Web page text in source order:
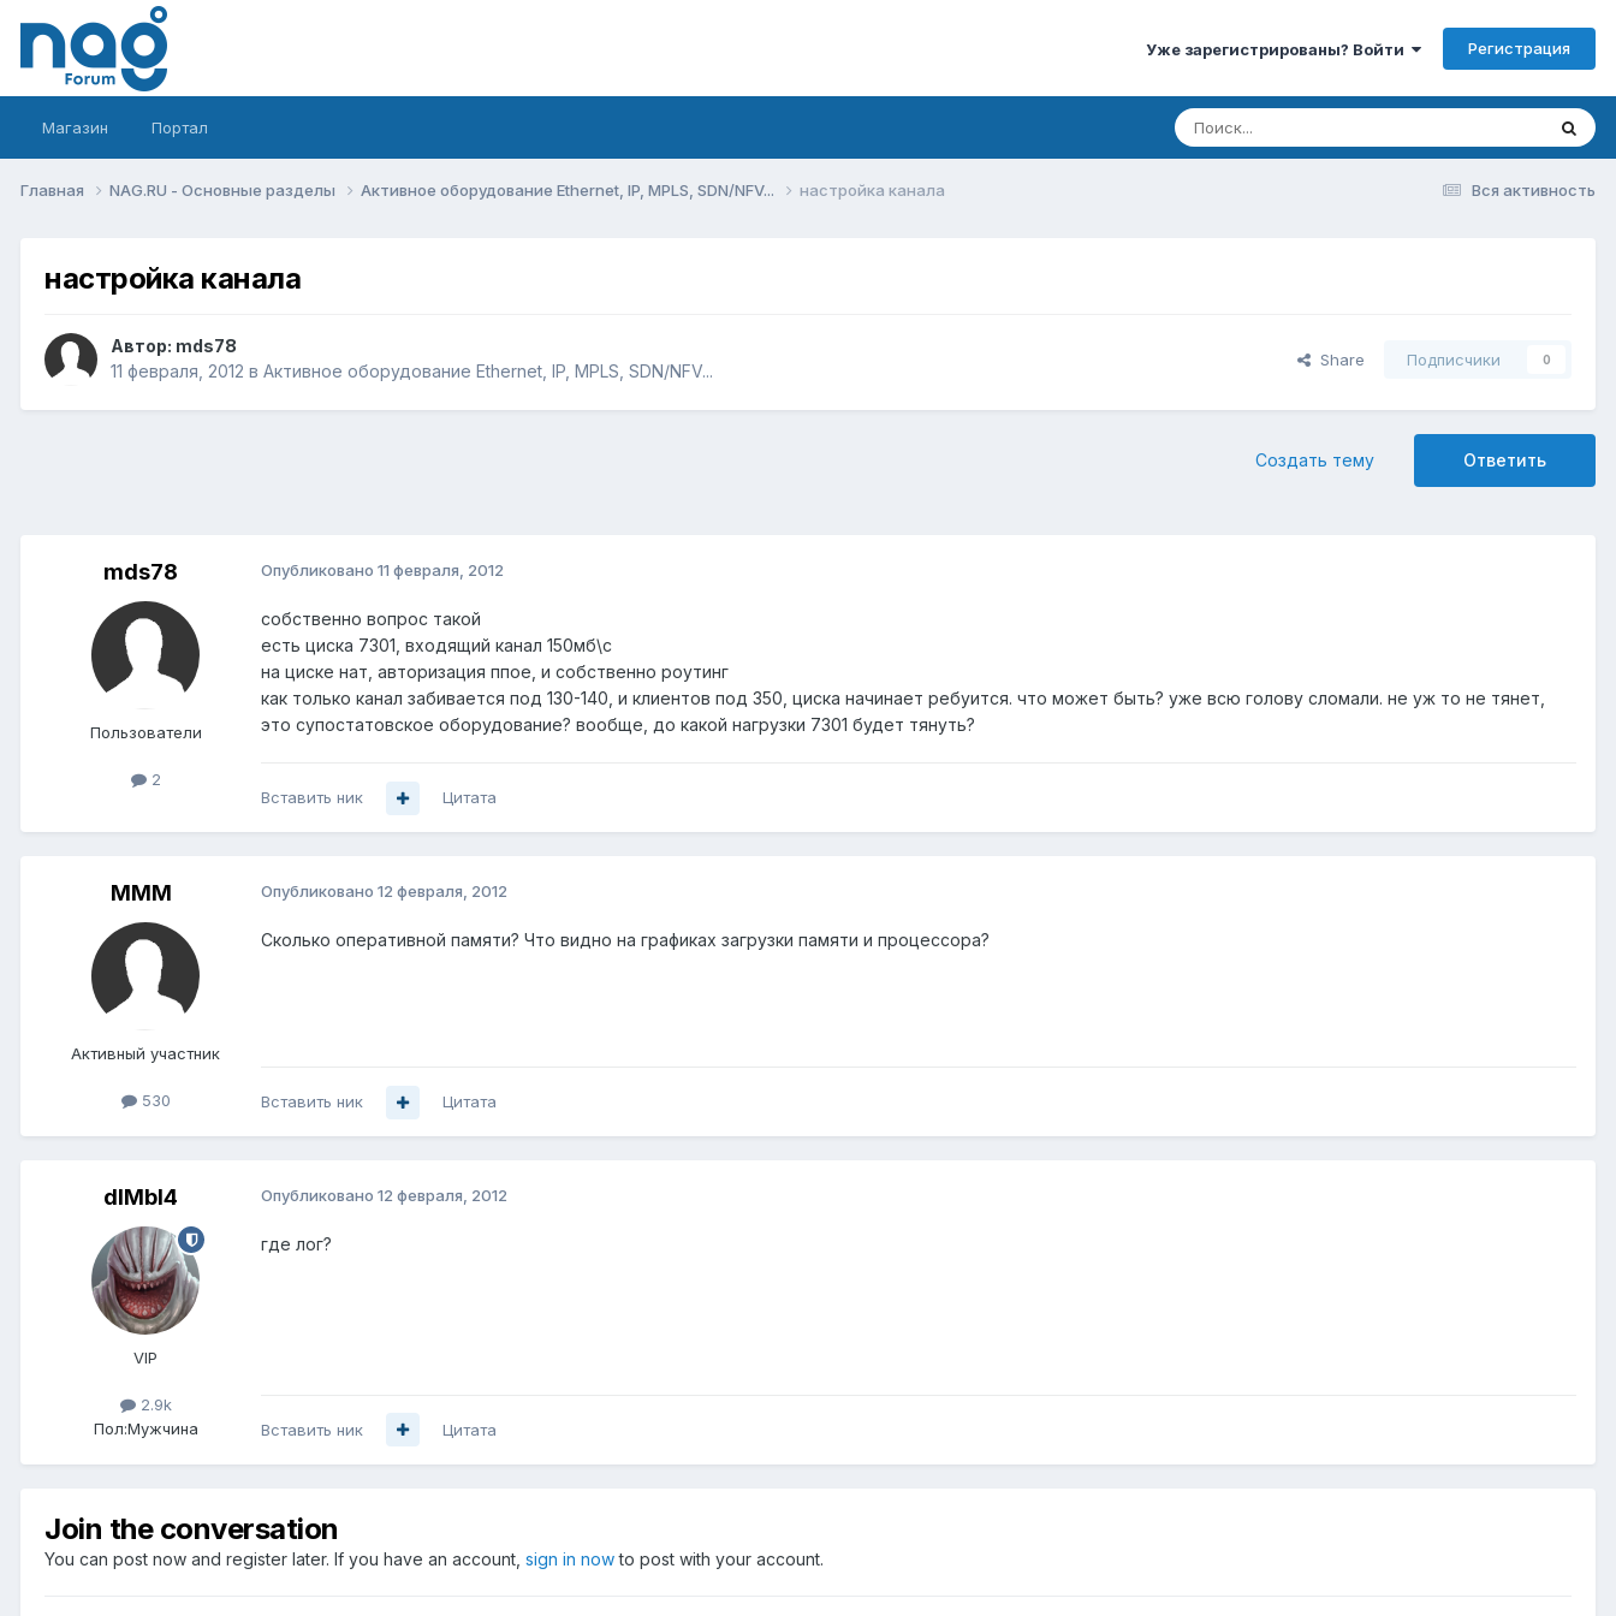
Уже зарегистрированы? Войти Регистрация
Магазин Портал
Вся активность
Главная NAG.RU - Основные разделы Активное оборудование Ethernet, IP, MPLS, SDN/NFV... настройка канала
настройка канала
Автор: mds78
11 февраля, 2012 в Активное оборудование Ethernet, IP, MPLS, SDN/NFV...
Share Подписчики 0
Ответить
Создать тему
mds78
Пользователи
2
Опубликовано 11 февраля, 2012
собственно вопрос такой
есть циска 7301, входящий канал 150мб\с
на циске нат, авторизация ппое, и собственно роутинг
как только канал забивается под 130-140, и клиентов под 350, циска начинает ребуится. что может быть? уже всю голову сломали. не уж то не тянет,
это супостатовское оборудование? вообще, до какой нагрузки 7301 будет тянуть?
Вставить ник Цитата
MMM
Активный участник
530
Опубликовано 12 февраля, 2012
Сколько оперативной памяти? Что видно на графиках загрузки памяти и процессора?
Вставить ник Цитата
dIMbI4
VIP
2.9k
Пол:Мужчина
Опубликовано 12 февраля, 2012
где лог?
Вставить ник Цитата
Join the conversation
You can post now and register later. If you have an account, sign in nowto post with your account.